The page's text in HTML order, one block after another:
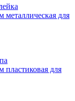
для
для